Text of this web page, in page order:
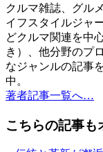
クルマ雑誌、グル
イフスタイルジャ
どクルマ関連を中
き）、他分野のプ
なジャンルの記事
中。
著者記事一覧へ…
こちらの記事も